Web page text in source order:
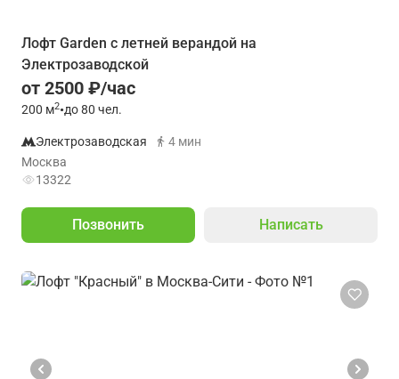
Лофт Garden с летней верандой на
Электрозаводской
от 2500 ₽/час
200 м2•до 80 чел.
Электрозаводская
4 мин
Москва
13322
Позвонить Написать